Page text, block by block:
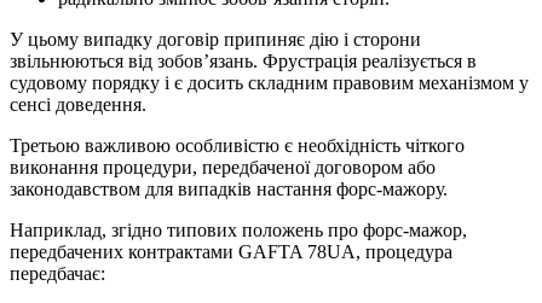
У цьому випадку договір припиняє дію і сторони
звільнюються від зобов’язань. Фрустрація реалізується в
судовому порядку і є досить складним правовим механізмом у
сенсі доведення.
Третьою важливою особливістю є необхідність чіткого
виконання процедури, передбаченої договором або
законодавством для випадків настання форс-мажору.
Наприклад, згідно типових положень про форс-мажор,
передбачених контрактами GAFTA 78UA, процедура
передбачає: